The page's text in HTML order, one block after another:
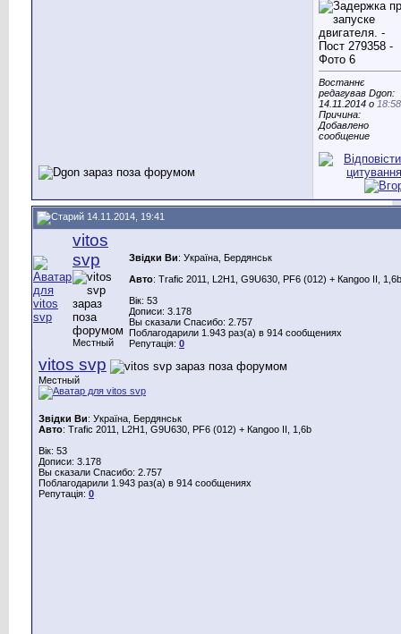
Востаннє
редагував Dgon:
14.11.2014 о 18:58
Причина:
Добавлено
сообщение
14.11.2014, 19:41
vitos
svp
Местный
Звідки Ви: Україна, Бердянськ
Авто: Trafic 2011, L2H1, G9U630, PF6 (012) + Каngoo II, 1,6b
Вік: 53
Дописи: 3.178
Вы сказали Спасибо: 2.757
Поблагодарили 1.943 раз(а) в 914 сообщениях
Репутація: 0
vitos svp
Местный
Звідки Ви: Україна, Бердянськ
Авто: Trafic 2011, L2H1, G9U630, PF6 (012) + Каngoo II, 1,6b
Вік: 53
Дописи: 3.178
Вы сказали Спасибо: 2.757
Поблагодарили 1.943 раз(а) в 914 сообщениях
Репутація: 0